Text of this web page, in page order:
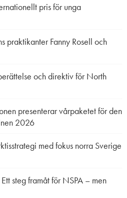
pris för unga
praktikanter Fanny Rosell och
och direktiv för North
presenterar vårpaketet för den
2026
med fokus norra Sverige
steg framåt för NSPA – men